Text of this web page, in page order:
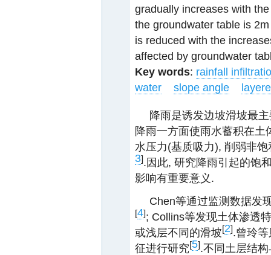
gradually increases with
the groundwater table is
is reduced with the
affected by groundwater
Key words: rainfall
water
slope angle
降雨是诱发边坡滑坡最
降雨一方面使雨水蓄积在
水压力(基质吸力), 削弱非
3].因此, 研究降雨引起的饱
影响有重要意义.
Chen等通过监测数据发
[4]; Collins等发现土体渗透
或浅层不同的滑坡[2].曾玲
征进行研究[5].不同土层结